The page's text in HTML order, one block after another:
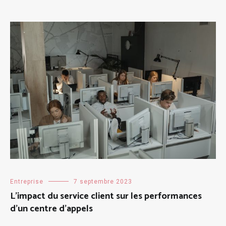
Entreprise 7 septembre 2023
L’impact du service client sur les performances
d’un centre d’appels